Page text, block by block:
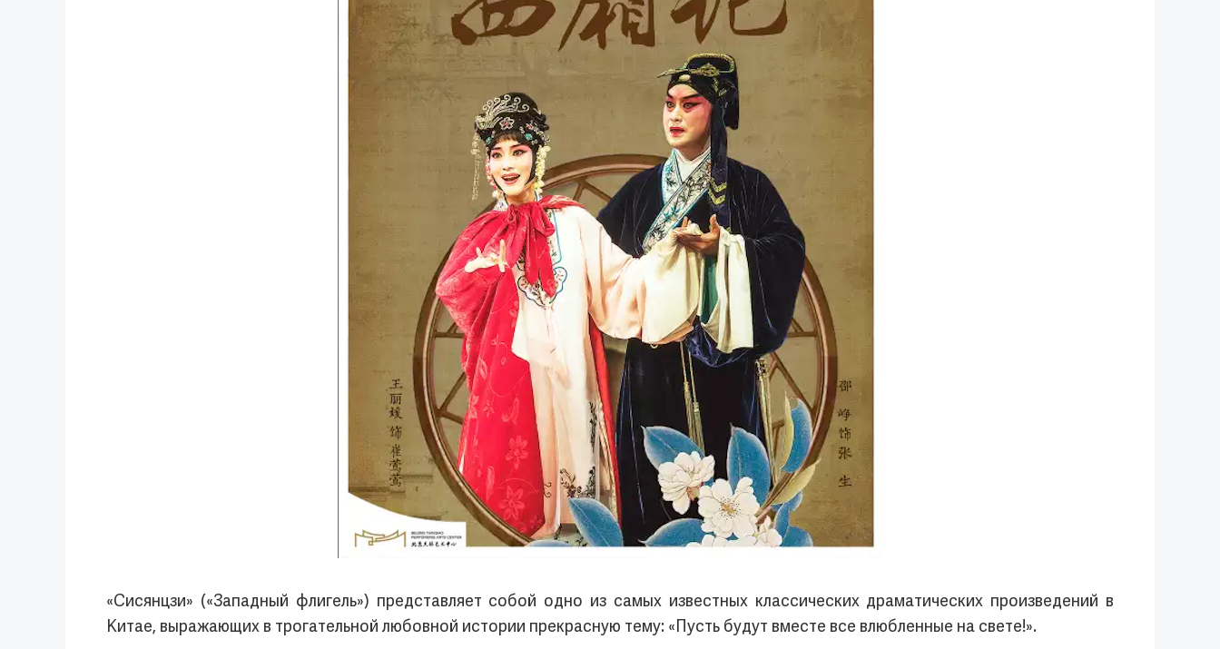
«Сисянцзи» («Западный флигель») представляет собой одно из самых известных классических драматических произведений в
Китае, выражающих в трогательной любовной истории прекрасную тему: «Пусть будут вместе все влюбленные на свете!».